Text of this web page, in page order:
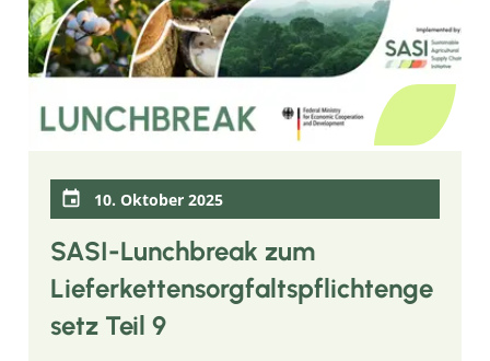
10. Oktober 2025
SASI-Lunchbreak zum
Lieferkettensorgfaltspflichtenge
setz Teil 9